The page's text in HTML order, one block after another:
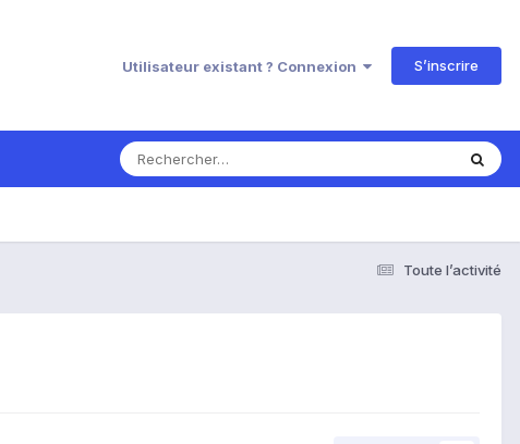
Utilisateur existant ? Connexion S’inscrire
Toute l’activité